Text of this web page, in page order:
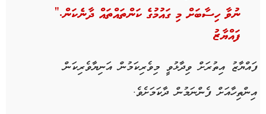
ނުވާ ހިސާބަށް މި ގައުމުގެ ކަންތައްތައް ދާނެކަން.”
ފައްޔާޒު
ފައްޔާޒު އިތުރަށް ވިދާޅުވީ މިވެރިކަމުން އަނިޔާވެރިކަން
އިންތިހާއަށް ފެންނަމުން ދާކަމަށެވެ.